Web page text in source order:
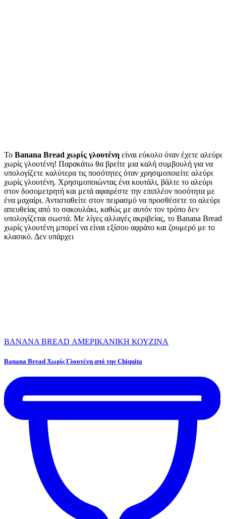
Το Banana Bread χωρίς γλουτένη είναι εύκολο όταν έχετε αλεύρι
χωρίς γλουτένη! Παρακάτω θα βρείτε μια καλή συμβουλή για να
υπολογίζετε καλύτερα τις ποσότητες όταν χρησιμοποιείτε αλεύρι
χωρίς γλουτένη. Χρησιμοποιώντας ένα κουτάλι, βάλτε το αλεύρι
στον δοσομετρητή και μετά αφαιρέστε την επιπλέον ποσότητα με
ένα μαχαίρι. Αντισταθείτε στον πειρασμό να προσθέσετε το αλεύρι
απευθείας από το σακουλάκι, καθώς με αυτόν τον τρόπο δεν
υπολογίζεται σωστά. Με λίγες αλλαγές ακριβείας, το Banana Bread
χωρίς γλουτένη μπορεί να είναι εξίσου αφράτο και ζουμερό με το
κλασικό. Δεν υπάρχει
BANANA BREAD ΑΜΕΡΙΚΑΝΙΚΗ ΚΟΥΖΙΝΑ
Banana Bread Χωρίς Γλουτένη από την Chiquita